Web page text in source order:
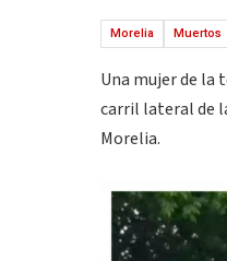
Morelia Muertos
Una mujer de la
carril lateral de
Morelia.